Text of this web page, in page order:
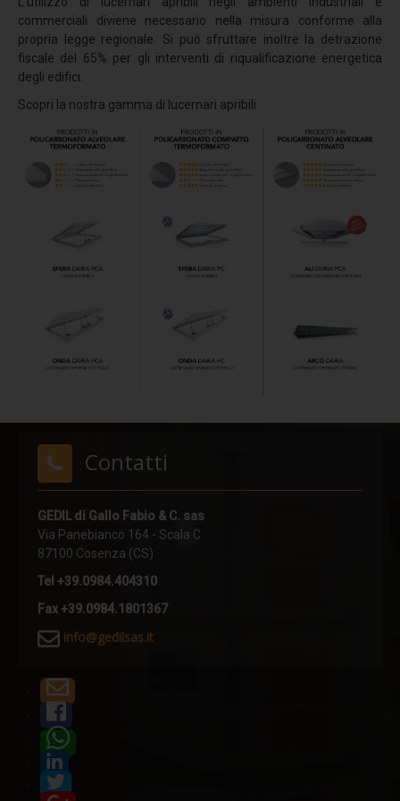
Coverpiù FONO
Steelpiù
ArchYt
Sistemi isolati e ventilati
Smart Drain
Cover Tray
Stratigrafia 2
Stratigrafia 7
Stratigrafia 9
Fotovoltaico
Progettazione
Protezione multistrato
Potere insonorizzante
Resistenza alla corrosione
commerciali diviene necessario nella misura conforme alla
propria legge regionale. Si può sfruttare inoltre la detrazione
fiscale del 65% per gli interventi di riqualificazione energetica
degli edifici.
Scopri la nostra gamma di lucernari apribili
Contatti
GEDIL di Gallo Fabio & C. sas
Via Panebianco 164 - Scala C
87100 Cosenza (CS)
Tel +39.0984.404310
Fax +39.0984.1801367
info@gedilsas.it